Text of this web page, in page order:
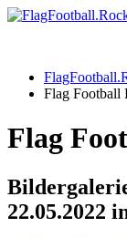
Flag Football
Flag
22.05.2022